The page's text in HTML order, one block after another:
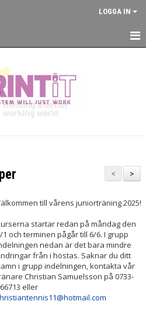
LOGGA IN
>
<
till vårens juniorträning 2025!
startar redan på måndag den
1 och terminen pågår till 6/6. I grupp
nedan är det bara mindre
från i höstas. Saknar du ditt
i grupp indelningen, kontakta vår
Christian Samuelsson på 0733-
eller